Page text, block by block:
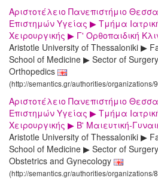
Αριστοτέλειο Πανεπιστήμιο
Επιστημών Υγείας ▶ Τμήμα
Χειρουργικής ▶ Γ' Ορθοπαιδική
Aristotle University of Thessaloniki ▶
School of Medicine ▶ Sector of
Orthopedics
(http://semantics.gr/authorities/organizations/
Αριστοτέλειο Πανεπιστήμιο
Επιστημών Υγείας ▶ Τμήμα
Χειρουργικής ▶ Β' Μαιευτική-
Aristotle University of Thessaloniki ▶
School of Medicine ▶ Sector of
Obstetrics and Gynecology
(http://semantics.gr/authorities/organizations/